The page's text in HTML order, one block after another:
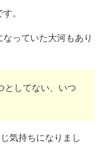
。
っていた大河もあり
としてない、いつ
気持ちになりまし